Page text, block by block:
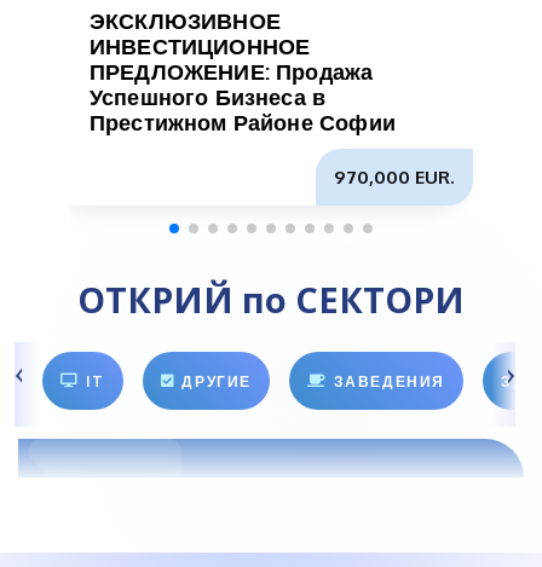
ЭКСКЛЮЗИВНОЕ
ИНВЕСТИЦИОННОЕ
ПРЕДЛОЖЕНИЕ: Продажа
Успешного Бизнеса в
Престижном Районе Софии
970,000 EUR.
ОТКРИЙ по СЕКТОРИ
IT ДРУГИЕ ЗАВЕДЕНИЯ